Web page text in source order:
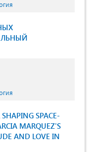
SPACE-
MARQUEZ'S
AND LOVE IN